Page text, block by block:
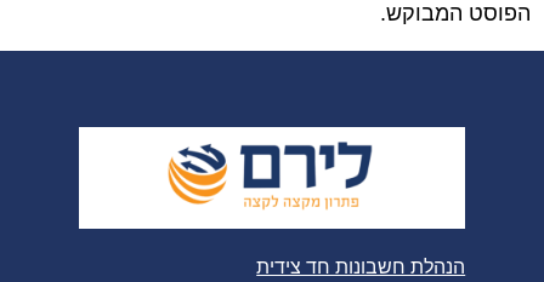
הפוסט המבוקש.
הנהלת חשבונות חד צידית